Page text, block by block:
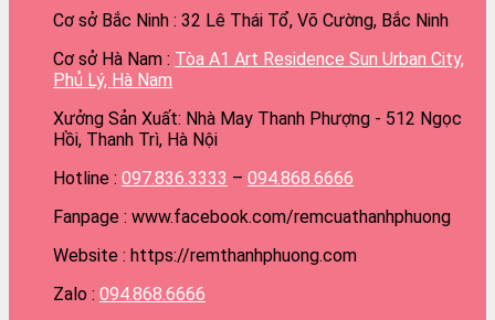
Cơ sở Bắc Ninh : 32 Lê Thái Tổ, Võ Cường, Bắc Ninh
Cơ sở Hà Nam : Tòa A1 Art Residence Sun Urban City,
Phủ Lý, Hà Nam
Xưởng Sản Xuất: Nhà May Thanh Phượng - 512 Ngọc
Hồi, Thanh Trì, Hà Nội
Hotline : 097.836.3333 – 094.868.6666
Fanpage : www.facebook.com/remcuathanhphuong
Website : https://remthanhphuong.com
Zalo : 094.868.6666